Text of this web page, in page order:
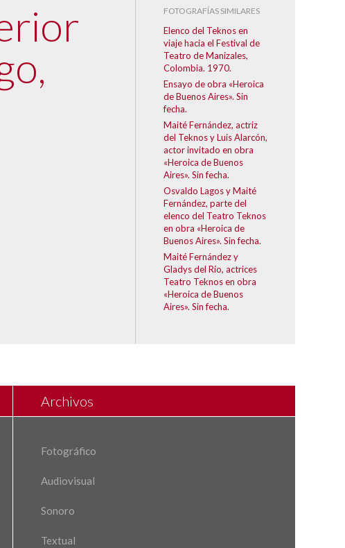
FOTOGRAFÍAS SIMILARES
Elenco del Teknos en
viaje hacia el Festival de
Teatro de Manizales,
Colombia. 1970.
Ensayo de obra «Heroica
de Buenos Aires». Sin
fecha.
Maité Fernández, actriz
del Teknos y Luis Alarcón,
actor invitado en obra
«Heroica de Buenos
Aires». Sin fecha.
Osvaldo Lagos y Maité
Fernández, parte del
elenco del Teatro Teknos
en obra «Heroica de
Buenos Aires». Sin fecha.
Maité Fernández y
Gladys del Río, actrices
Teatro Teknos en obra
«Heroica de Buenos
Aires». Sin fecha.
Archivos
Fotográfico
Audiovisual
Sonoro
Textual